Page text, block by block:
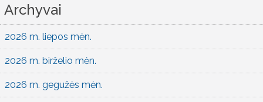
Archyvai
2026 m. liepos mėn.
2026 m. birželio mėn.
2026 m. gegužės mėn.